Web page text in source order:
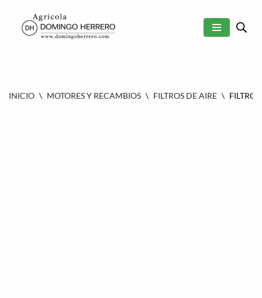
SALTAR
INICIO \ MOTORES Y RECAMBIOS \ FILTROS DE AIRE \ FILTRO